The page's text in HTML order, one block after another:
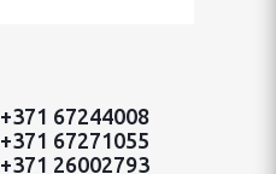
+371 67244008
+371 67271055
+371 26002793